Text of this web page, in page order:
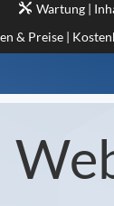
Wartung |
& Preise |